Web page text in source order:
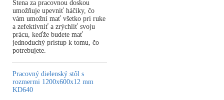
Stena za pracovnou doskou
umožňuje upevniť háčiky, čo
vám umožní mať všetko pri ruke
a zefektívniť a zrýchliť svoju
prácu, keďže budete mať
jednoduchý prístup k tomu, čo
potrebujete.
Pracovný dielenský stôl s
rozmermi 1200x600x12 mm
KD640